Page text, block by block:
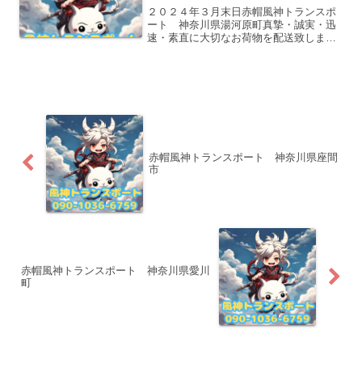
２０２４年３月末日赤帽風神トランスポ
ート 神奈川県湯河原町真摯・誠実・迅
速・素直に大切なお荷物を配送致しま
赤帽風神トランスポート 神奈川県座間
市
赤帽風神トランスポート 神奈川県愛川
町